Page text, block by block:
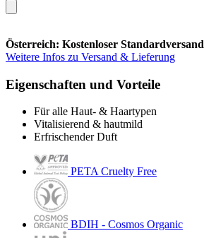
Österreich: Kostenloser Standardversand
Weitere Infos zu Versand & Lieferung
Eigenschaften und Vorteile
Für alle Haut- & Haartypen
Vitalisierend & hautmild
Erfrischender Duft
PETA Cruelty Free
BDIH - Cosmos Organic